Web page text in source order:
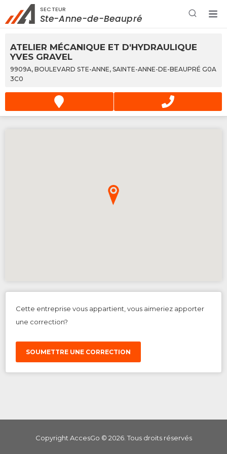
Rechercher à proximité - Entreprise / Rabais /
Services
SECTEUR
Ste-Anne-de-Beaupré
ATELIER MÉCANIQUE ET D'HYDRAULIQUE
YVES GRAVEL
9909A, BOULEVARD STE-ANNE, SAINTE-ANNE-DE-BEAUPRÉ G0A
3C0
Cette entreprise vous appartient, vous aimeriez apporter
une correction?
SOUMETTRE UNE CORRECTION
Copyright AccesGo © 2026. Tous droits réservés